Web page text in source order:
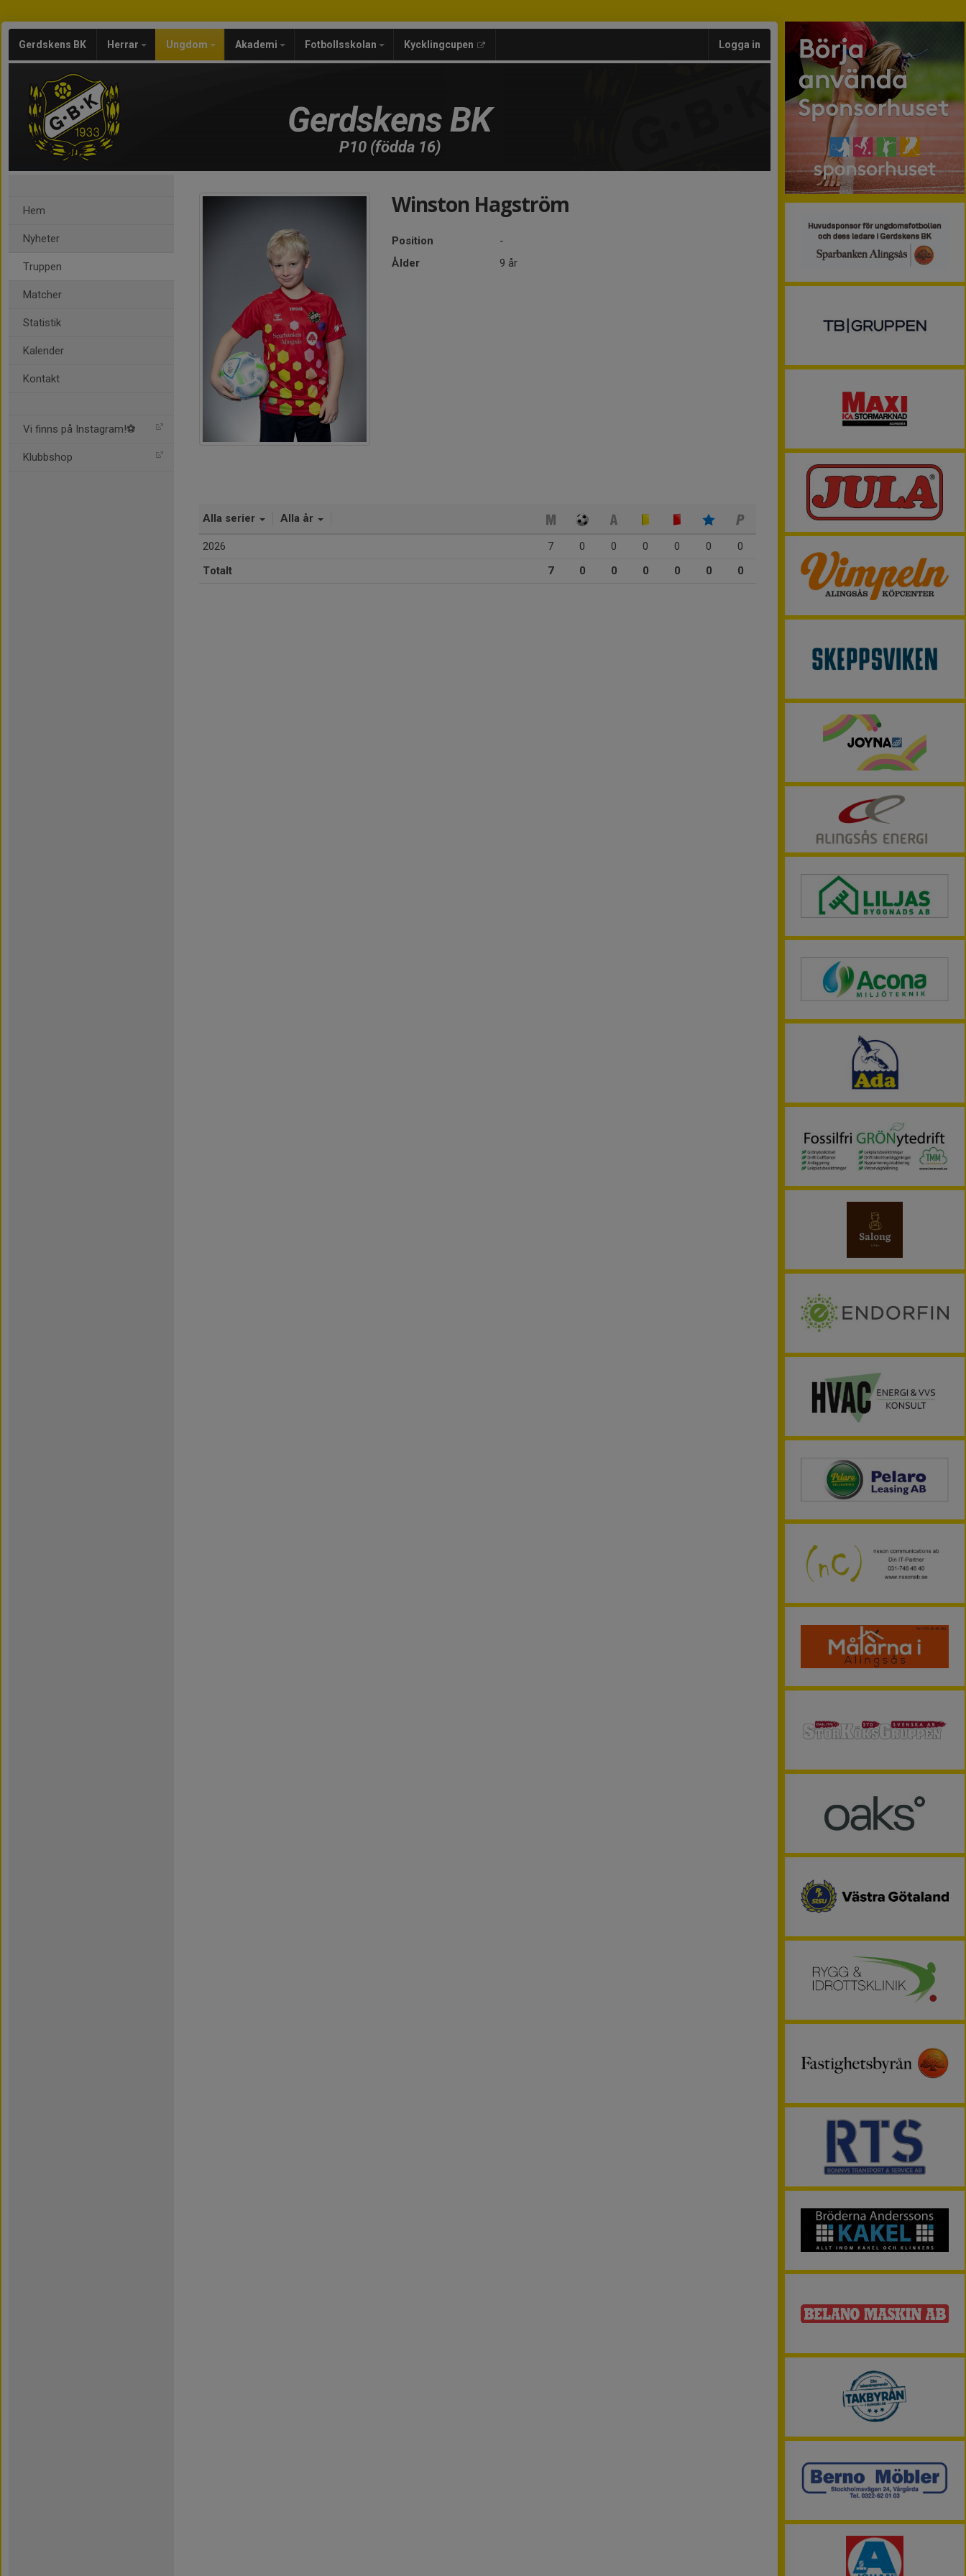
Gerdskens BK Herrar Ungdom Akademi Fotbollsskolan Kycklingcupen Logga in
Gerdskens BK
P10 (födda 16)
Hem
Nyheter
Truppen
Matcher
Statistik
Kalender
Kontakt
Vi finns på Instagram!⚽️
Klubbshop
Winston Hagström
Position
-
Ålder
9 år
Alla serier Alla år
2026 7 0 0 0 0 0
0
Totalt
7 0 0 0 0 0 0